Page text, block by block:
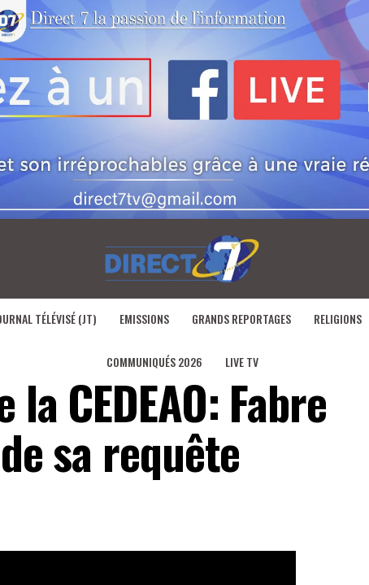
TÉLÉVISÉ (JT) EMISSIONS GRANDS REPORTAGES RELIGIONS
COMMUNIQUÉS 2026 LIVE TV
CEDEAO: Fabre
sa requête